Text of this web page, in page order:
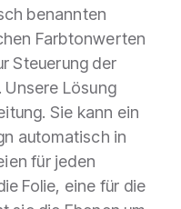
benannten
Farbtonwerten
Steuerung der
Lösung
Sie kann ein
automatisch in
für jeden
Folie, eine für die